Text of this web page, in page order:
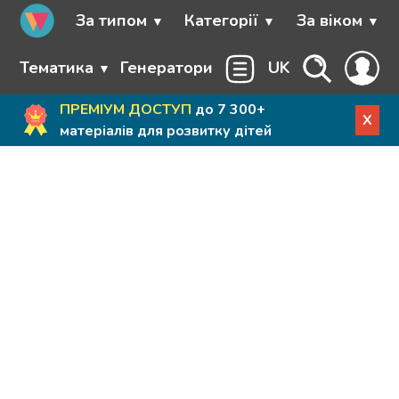
За типом Категорії За віком
Тематика Генератори UK
ПРЕМІУМ ДОСТУП до 7 300+
матеріалів для розвитку дітей
X